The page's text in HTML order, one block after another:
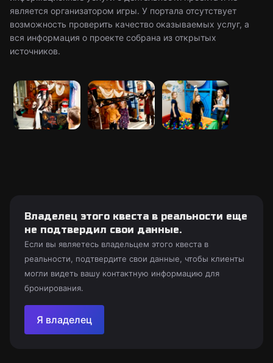
является организатором игры. У портала отсутствует
возможность проверить качество оказываемых услуг, а
вся информация о проекте собрана из открытых
источников.
Владелец этого квеста в реальности еще
не подтвердил свои данные.
Если вы являетесь владельцем этого квеста в
реальности, подтвердите свои данные, чтобы клиенты
могли видеть вашу контактную информацию для
бронирования.
Я владелец